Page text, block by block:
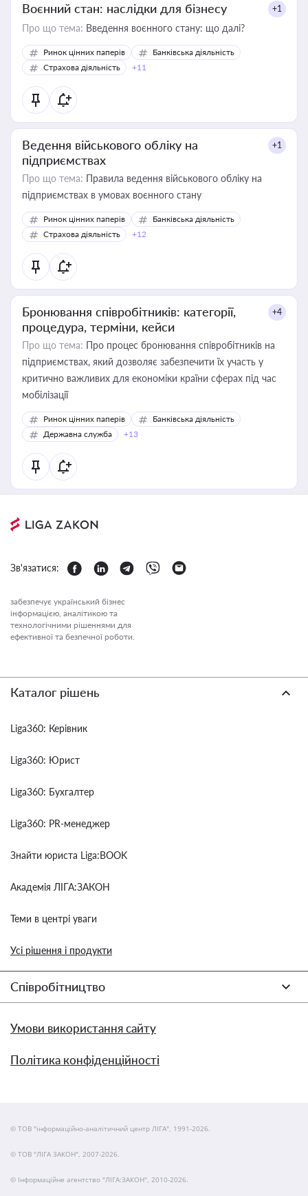
Воєнний стан: наслідки для бізнесу +1
Про що тема: Введення воєнного стану: що далі?
Ринок цінних паперів
Банківська діяльність
Страхова діяльність
+11
Ведення військового обліку на
підприємствах
+1
Про що тема: Правила ведення військового обліку на
підприємствах в умовах воєнного стану
Ринок цінних паперів
Банківська діяльність
Страхова діяльність
+12
Бронювання співробітників: категорії,
процедура, терміни, кейси
+4
Про що тема: Про процес бронювання співробітників на
підприємствах, який дозволяє забезпечити їх участь у
критично важливих для економіки країни сферах під час
мобілізації
Ринок цінних паперів
Банківська діяльність
Державна служба
+13
Зв'язатися:
забезпечує український бізнес
інформацією, аналітикою та
технологічними рішеннями для
ефективної та безпечної роботи.
Каталог рішень
Liga360: Керівник
Liga360: Юрист
Liga360: Бухгалтер
Liga360: PR-менеджер
Знайти юриста Liga:BOOK
Академія ЛІГА:ЗАКОН
Теми в центрі уваги
Усі рішення і продукти
Співробітництво
Умови використання сайту
Політика конфіденційності
© ТОВ "інформаційно-аналітичний центр ЛІГА", 1991-2026.
© ТОВ "ЛІГА ЗАКОН", 2007-2026.
© Інформаційне агентство "ЛІГА:ЗАКОН", 2010-2026.